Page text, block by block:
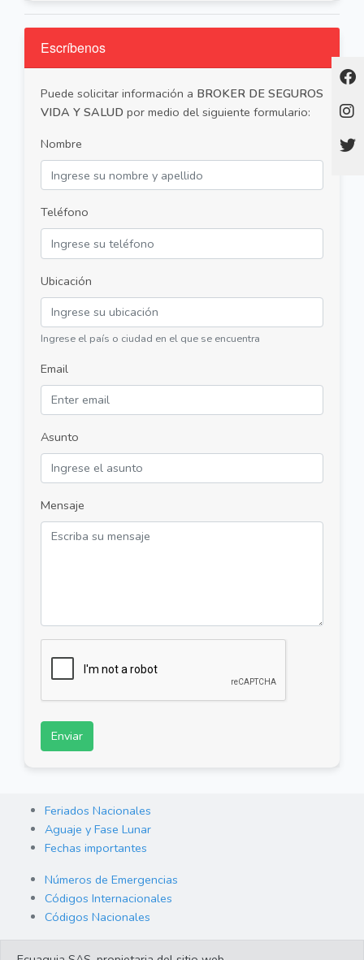
Escríbenos
Puede solicitar información a BROKER DE SEGUROS
VIDA Y SALUD por medio del siguiente formulario:
Nombre
Teléfono
Ubicación
Ingrese el país o ciudad en el que se encuentra
Email
Asunto
Mensaje
Enviar
Feriados Nacionales
Aguaje y Fase Lunar
Fechas importantes
Números de Emergencias
Códigos Internacionales
Códigos Nacionales